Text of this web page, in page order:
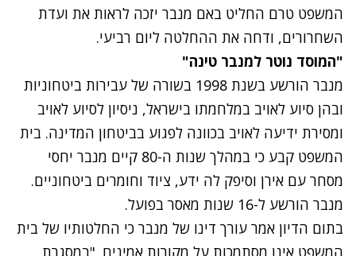
המשפט טרם החליט באם מנבר יזכה לראות את ועדת
השחרורים, ודחה את ההחלטה ליום רביעי.
"המוסד נוטר למנבר טינה"
מנבר הורשע בשנת 1998 בשורה של עבירות ביטחוניות
ובהן סיוע לאויב במלחמתו בישראל, ניסיון לסיוע לאויב
ומסירת ידיעה לאויב בכוונה לפגוע בביטחון המדינה. בית
המשפט קבע כי במהלך שנות ה-80 קיים מנבר יחסי
מסחר עם אירן וסיפק לה ידע, ציוד וחומרים ביטחוניים.
מנבר הורשע ל-16 שנות מאסר בפועל.
בתום הדיון אמר עורך דינו של מנבר כי החלטותיו של בית
המשפט אינן מסתמכות על מקורות אמינים. "במסגרת